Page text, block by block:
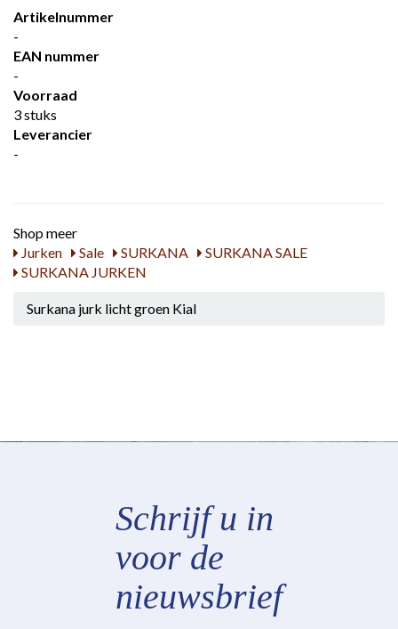
Artikelnummer
-
EAN nummer
-
Voorraad
3 stuks
Leverancier
-
Shop meer
Jurken
Sale SURKANA
SURKANA SALE
SURKANA JURKEN
Surkana jurk licht groen Kial
Schrijf u in
voor de
nieuwsbrief